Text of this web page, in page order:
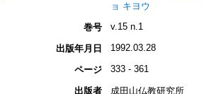
ョ キヨウ
巻号
v.15 n.1
出版年月日 1992.03.28
ページ 333 - 361
出版者
成田山仏教研究所